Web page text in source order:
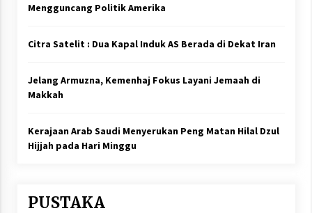
Mengguncang Politik Amerika
Citra Satelit : Dua Kapal Induk AS Berada di Dekat Iran
Jelang Armuzna, Kemenhaj Fokus Layani Jemaah di
Makkah
Kerajaan Arab Saudi Menyerukan Peng Matan Hilal Dzul
Hijjah pada Hari Minggu
PUSTAKA